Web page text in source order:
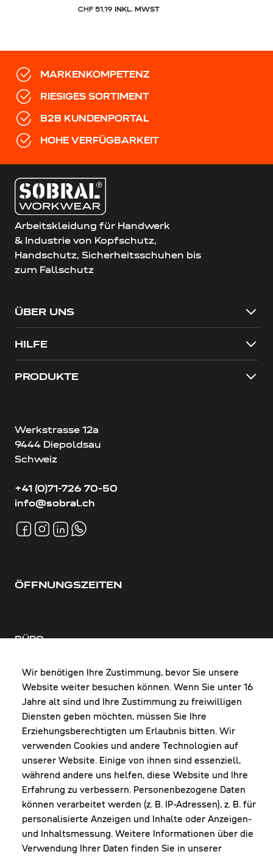
Wir benötigen Ihre Zustimmung, bevor Sie unsere
Website weiter besuchen können. Wenn Sie unter 16
Jahre alt sind und Ihre Zustimmung zu freiwilligen
Diensten geben möchten, müssen Sie Ihre
Erziehungsberechtigten um Erlaubnis bitten. Wir
verwenden Cookies und andere Technologien auf
unserer Website. Einige von ihnen sind essenziell,
während andere uns helfen, diese Website und Ihre
Erfahrung zu verbessern. Personenbezogene Daten
können verarbeitet werden (z. B. IP-Adressen), z. B. für
personalisierte Anzeigen und Inhalte oder Anzeigen-
und Inhaltsmessung. Weitere Informationen über die
Verwendung Ihrer Daten finden Sie in unserer
CHF 51.19 INKL. MWST
MARKENKOMPETENZ
RIESIGES SORTIMENT
B2B KUNDENPORTAL
HOHE VERFÜGBARKEIT
Arbeitskleidung für Handwerk
& Industrie von Kopfschutz,
Handschutz, Sicherheitsschuhen bis
zum Fallschutz
ÜBER UNS
HILFE
PRODUKTE
Werkstrasse 12a
9444 Diepoldsau
Schweiz
+41 (0)71-726 70-50
info@sobral.ch
ÖFFNUNGSZEITEN
BÜRO
FR: 8:00-12:00 & 13:00-16:00 Uhr
Shop Diepoldsau
MO-Do: 8:00-12:00 & 13:00-17:30 Uhr
Fr: 8:00-16:00 Uhr
1. Samstag im Monat: 9:00-16:00 Uhr
NEWSLETTER
Erhalte Infos zu aktueller Arbeitskleidung für